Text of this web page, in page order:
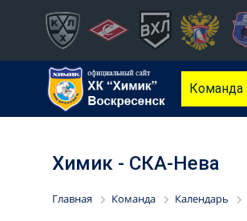
Команда
Химик - СКА-Нева
Главная Команда Календарь